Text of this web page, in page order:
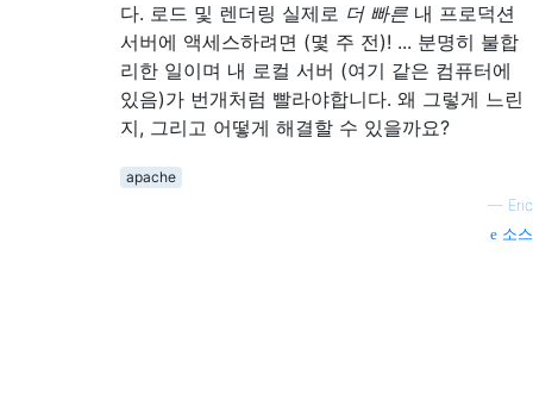
다. 로드 및 렌더링 실제로 더 빠른 내 프로덕션
서버에 액세스하려면 (몇 주 전)! ... 분명히 불합
리한 일이며 내 로컬 서버 (여기 같은 컴퓨터에
있음)가 번개처럼 빨라야합니다. 왜 그렇게 느린
지, 그리고 어떻게 해결할 수 있을까요?
apache
— Eric
소스